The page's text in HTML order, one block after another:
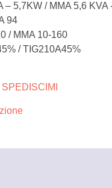
– 5,7KW / MMA 5,6 KVA
94
/ MMA 10-160
/ TIG210A45%
SPEDISCIMI